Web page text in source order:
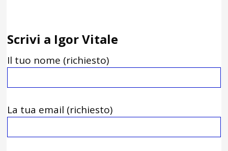
Scrivi a Igor Vitale
Il tuo nome (richiesto)
La tua email (richiesto)